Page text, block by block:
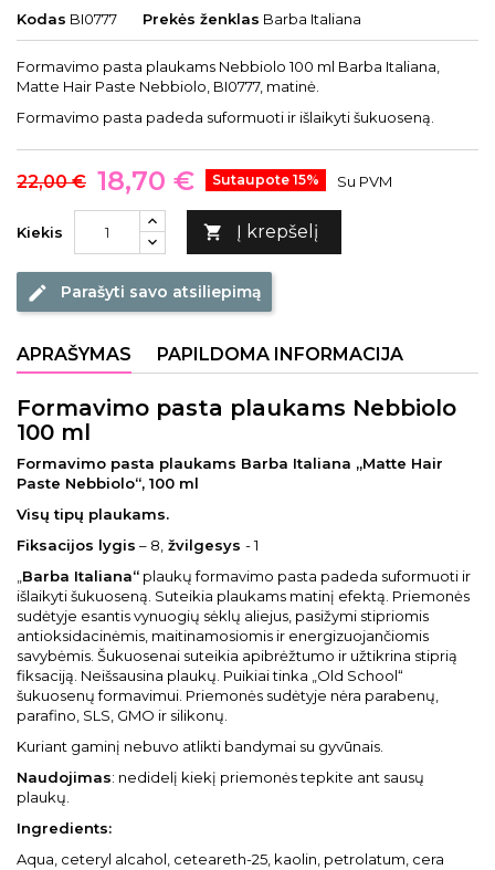
Kodas BI0777 Prekės ženklas Barba Italiana
Formavimo pasta plaukams Nebbiolo 100 ml Barba Italiana,
Matte Hair Paste Nebbiolo, BI0777, matinė.
Formavimo pasta padeda suformuoti ir išlaikyti šukuoseną.
22,00 € 18,70 € Sutaupote 15% Su PVM
Kiekis  Į krepšelį
edit Parašyti savo atsiliepimą
APRAŠYMAS PAPILDOMA INFORMACIJA
Formavimo pasta plaukams Nebbiolo
100 ml
Formavimo pasta plaukams Barba Italiana „Matte Hair
Paste Nebbiolo“, 100 ml
Visų tipų plaukams.
Fiksacijos lygis – 8, žvilgesys - 1
Barba Italiana“ plaukų formavimo pasta padeda suformuoti ir
išlaikyti šukuoseną. Suteikia plaukams matinį efektą. Priemonės
sudėtyje esantis vynuogių sėklų aliejus, pasižymi stipriomis
antioksidacinėmis, maitinamosiomis ir energizuojančiomis
savybėmis. Šukuosenai suteikia apibrėžtumo ir užtikrina stiprią
fiksaciją. Neišsausina plaukų. Puikiai tinka „Old School“
šukuosenų formavimui. Priemonės sudėtyje nėra parabenų,
parafino, SLS, GMO ir silikonų.
Kuriant gaminį nebuvo atlikti bandymai su gyvūnais.
Naudojimas: nedidelį kiekį priemonės tepkite ant sausų
plaukų.
Ingredients:
Aqua, ceteryl alcahol, ceteareth-25, kaolin, petrolatum, cera